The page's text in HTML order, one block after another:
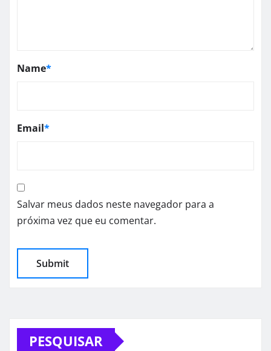
Name*
Email*
Salvar meus dados neste navegador para a
próxima vez que eu comentar.
PESQUISAR